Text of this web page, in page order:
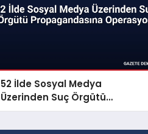
52 İlde Sosyal Medya
Üzerinden Suç Örgütü
Propagandasına Operasyon